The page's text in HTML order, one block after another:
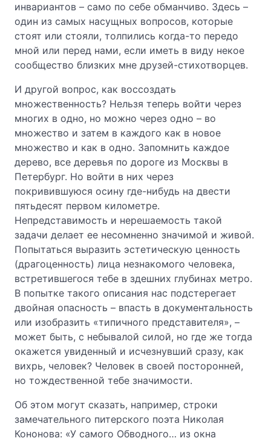
инвариантов – само по себе обманчиво. Здесь –
один из самых насущных вопросов, которые
стоят или стояли, толпились когда-то передо
мной или перед нами, если иметь в виду некое
сообщество близких мне друзей-стихотворцев.
И другой вопрос, как воссоздать
множественность? Нельзя теперь войти через
многих в одно, но можно через одно – во
множество и затем в каждого как в новое
множество и как в одно. Запомнить каждое
дерево, все деревья по дороге из Москвы в
Петербург. Но войти в них через
покривившуюся осину где-нибудь на двести
пятьдесят первом километре.
Непредставимость и нерешаемость такой
задачи делает ее несомненно значимой и живой.
Попытаться выразить эстетическую ценность
(драгоценность) лица незнакомого человека,
встретившегося тебе в здешних глубинах метро.
В попытке такого описания нас подстерегает
двойная опасность – впасть в документальность
или изобразить «типичного представителя», –
может быть, с небывалой силой, но где же тогда
окажется увиденный и исчезнувший сразу, как
вихрь, человек? Человек в своей посторонней,
но тождественной тебе значимости.
Об этом могут сказать, например, строки
замечательного питерского поэта Николая
Кононова: «У самого Обводного… из окна